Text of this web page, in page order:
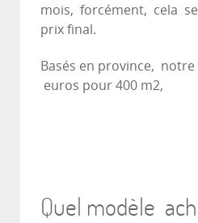
mois, forcément, cela
prix final.
Basés en province,
euros pour 400 m2,
Quel modèle